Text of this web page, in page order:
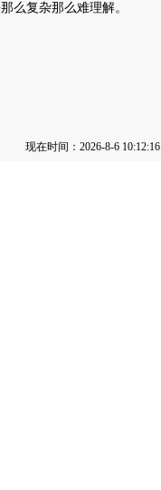
么复杂那么难理解。
现在时间：2026-8-6 10:12:16